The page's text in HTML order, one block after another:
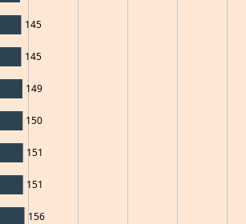
145
145
149
150
151
151
156